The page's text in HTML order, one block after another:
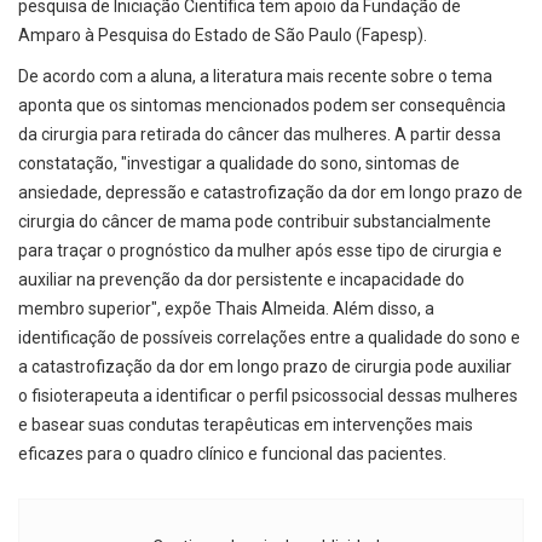
pesquisa de Iniciação Científica tem apoio da Fundação de
Amparo à Pesquisa do Estado de São Paulo (Fapesp).
De acordo com a aluna, a literatura mais recente sobre o tema
aponta que os sintomas mencionados podem ser consequência
da cirurgia para retirada do câncer das mulheres. A partir dessa
constatação, "investigar a qualidade do sono, sintomas de
ansiedade, depressão e catastrofização da dor em longo prazo de
cirurgia do câncer de mama pode contribuir substancialmente
para traçar o prognóstico da mulher após esse tipo de cirurgia e
auxiliar na prevenção da dor persistente e incapacidade do
membro superior", expõe Thais Almeida. Além disso, a
identificação de possíveis correlações entre a qualidade do sono e
a catastrofização da dor em longo prazo de cirurgia pode auxiliar
o fisioterapeuta a identificar o perfil psicossocial dessas mulheres
e basear suas condutas terapêuticas em intervenções mais
eficazes para o quadro clínico e funcional das pacientes.